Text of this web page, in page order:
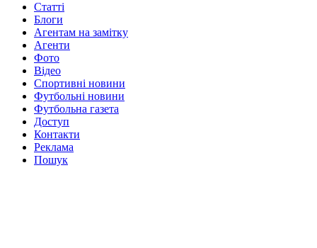
Статті
Блоги
Агентам на замітку
Агенти
Фото
Відео
Спортивні новини
Футбольні новини
Футбольна газета
Доступ
Контакти
Реклама
Пошук